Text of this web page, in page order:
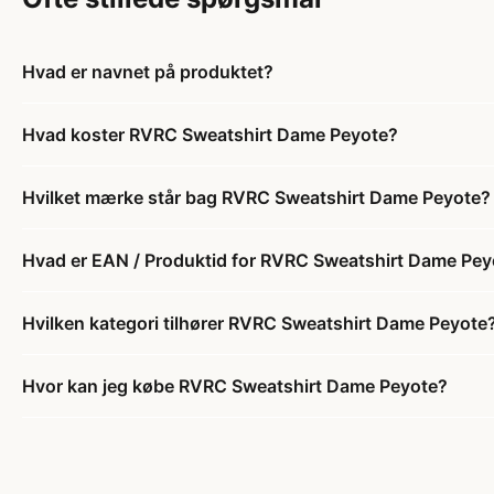
Hvad er navnet på produktet?
Hvad koster RVRC Sweatshirt Dame Peyote?
Hvilket mærke står bag RVRC Sweatshirt Dame Peyote?
Hvad er EAN / Produktid for RVRC Sweatshirt Dame
Hvilken kategori tilhører RVRC Sweatshirt Dame
Hvor kan jeg købe RVRC Sweatshirt Dame Peyote?